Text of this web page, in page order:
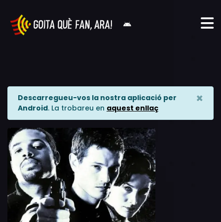
Descarregueu-vos la nostra aplicació per
Android. La trobareu en aquest enllaç
×